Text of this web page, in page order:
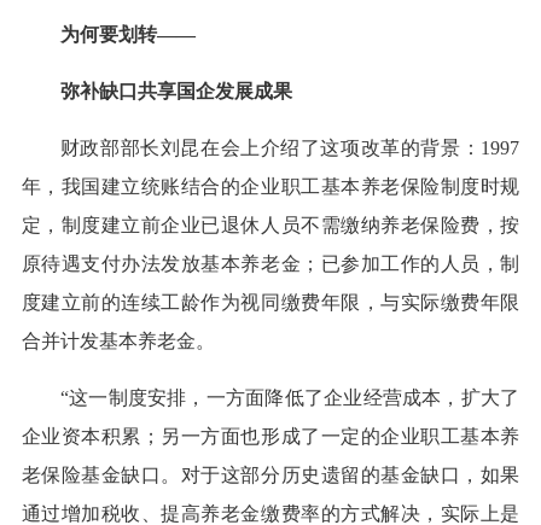
为何要划转——
弥补缺口共享国企发展成果
财政部部长刘昆在会上介绍了这项改革的背景：1997
年，我国建立统账结合的企业职工基本养老保险制度时规
定，制度建立前企业已退休人员不需缴纳养老保险费，按
原待遇支付办法发放基本养老金；已参加工作的人员，制
度建立前的连续工龄作为视同缴费年限，与实际缴费年限
合并计发基本养老金。
“这一制度安排，一方面降低了企业经营成本，扩大了
企业资本积累；另一方面也形成了一定的企业职工基本养
老保险基金缺口。对于这部分历史遗留的基金缺口，如果
通过增加税收、提高养老金缴费率的方式解决，实际上是